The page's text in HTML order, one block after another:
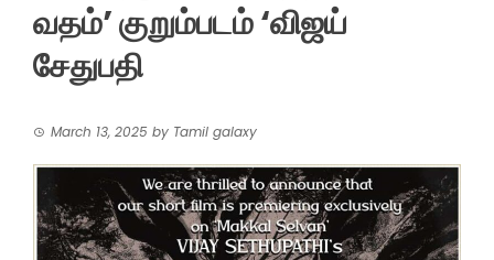
வதம்’ குறும்படம் ‘விஜய்
சேதுபதி
March 13, 2025 by Tamil galaxy